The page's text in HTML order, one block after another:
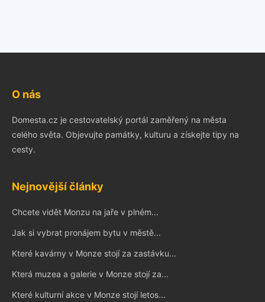
O nás
Domesta.cz je cestovatelský portál zaměřený na města
celého světa. Objevujte památky, kulturu a získejte tipy na
cesty.
Nejnovější články
Chcete vidět Monzu na jaře v plném...
Jak si vybrat pronájem bytu v městě...
Které kavárny v Monze stojí za zastávku...
Která muzea a galerie v Monze stojí za...
Které kulturní akce v Monze stojí letos...